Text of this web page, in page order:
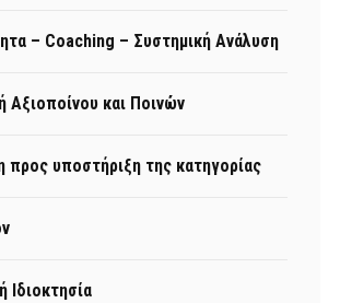
– Coaching – Συστημική Ανάλυση
Αξιοποίνου και Ποινών
προς υποστήριξη της κατηγορίας
Ιδιοκτησία